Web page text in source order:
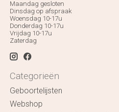
Maandag gesloten
Dinsdag op afspraak
Woensdag 10-17u
Donderdag 10-17u
Vrijdag 10-17u
Zaterdag
Categorieën
Geboortelijsten
Webshop